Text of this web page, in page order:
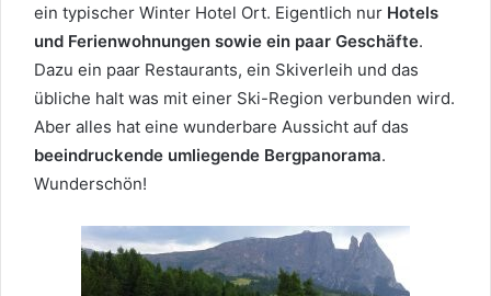
ein typischer Winter Hotel Ort. Eigentlich nur Hotels
und Ferienwohnungen sowie ein paar Geschäfte.
Dazu ein paar Restaurants, ein Skiverleih und das
übliche halt was mit einer Ski-Region verbunden wird.
Aber alles hat eine wunderbare Aussicht auf das
beeindruckende umliegende Bergpanorama.
Wunderschön!